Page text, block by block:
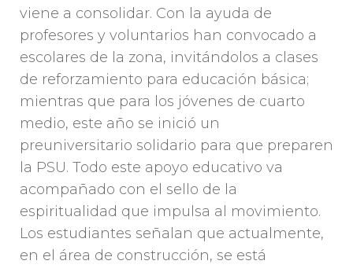
viene a consolidar. Con la ayuda de
profesores y voluntarios han convocado a
escolares de la zona, invitándolos a clases
de reforzamiento para educación básica;
mientras que para los jóvenes de cuarto
medio, este año se inició un
preuniversitario solidario para que preparen
la PSU. Todo este apoyo educativo va
acompañado con el sello de la
espiritualidad que impulsa al movimiento.
Los estudiantes señalan que actualmente,
en el área de construcción, se está